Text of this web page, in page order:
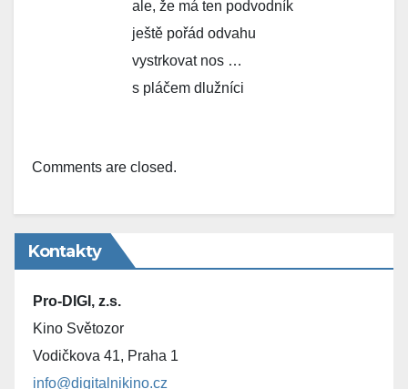
ale, že má ten podvodník
ještě pořád odvahu
vystrkovat nos …
s pláčem dlužníci
Comments are closed.
Kontakty
Pro-DIGI, z.s.
Kino Světozor
Vodičkova 41, Praha 1
info@digitalnikino.cz